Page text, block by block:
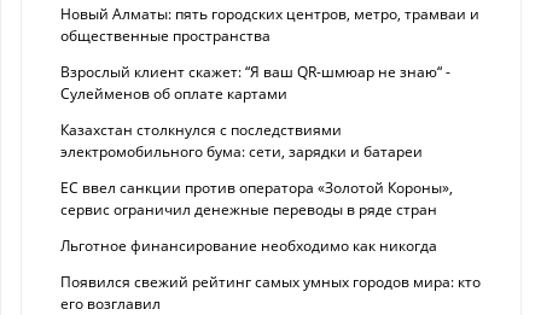
Новый Алматы: пять городских центров, метро, трамваи и
общественные пространства
Взрослый клиент скажет: “Я ваш QR-шмюар не знаю“ -
Сулейменов об оплате картами
Казахстан столкнулся с последствиями
электромобильного бума: сети, зарядки и батареи
ЕС ввел санкции против оператора «Золотой Короны»,
сервис ограничил денежные переводы в ряде стран
Льготное финансирование необходимо как никогда
Появился свежий рейтинг самых умных городов мира: кто
его возглавил